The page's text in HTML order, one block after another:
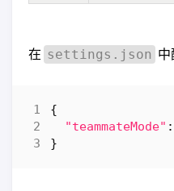
在 settings.json 中
{
"teammateMode" :
}